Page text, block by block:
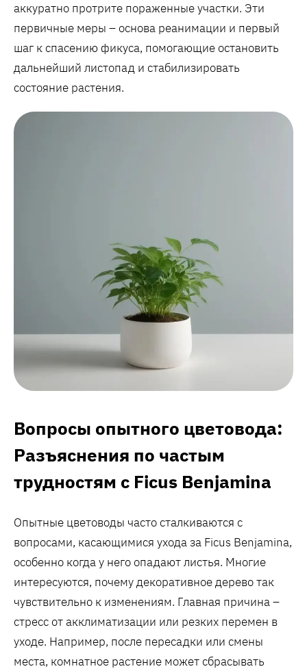
аккуратно протрите пораженные участки. Эти
первичные меры – основа реанимации и первый
шаг к спасению фикуса, помогающие остановить
дальнейший листопад и стабилизировать
состояние растения.
Вопросы опытного цветовода:
Разъяснения по частым
трудностям с Ficus Benjamina
Опытные цветоводы часто сталкиваются с
вопросами, касающимися ухода за Ficus Benjamina,
особенно когда у него опадают листья. Многие
интересуются, почему декоративное дерево так
чувствительно к изменениям. Главная причина –
стресс от акклиматизации или резких перемен в
уходе. Например, после пересадки или смены
места, комнатное растение может сбрасывать